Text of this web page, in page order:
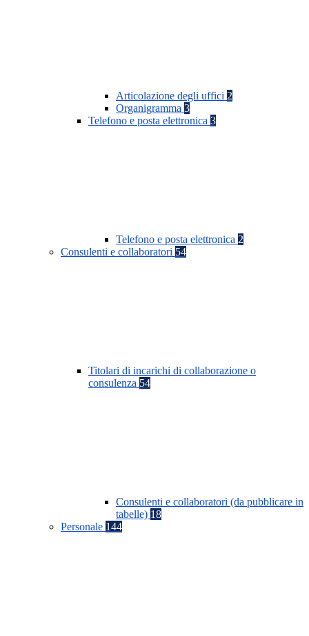
Articolazione degli uffici 2
Organigramma 3
Telefono e posta elettronica 3
Telefono e posta elettronica 2
Consulenti e collaboratori 54
Titolari di incarichi di collaborazione o
consulenza 54
Consulenti e collaboratori (da pubblicare in
tabelle) 18
Personale 144